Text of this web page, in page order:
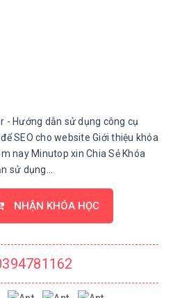
- Hướng dẫn sử dụng công cụ
SEO cho website Giới thiệu khóa
nay Minutop xin Chia Sẻ Khóa
sử dụng...
NHẬN KHÓA HỌC